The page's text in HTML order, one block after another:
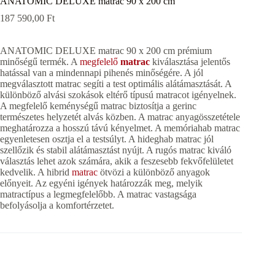
187 590,00 Ft
ANATOMIC DELUXE matrac 90 x 200 cm prémium
minőségű termék. A megfelelő matrac kiválasztása jelentős
hatással van a mindennapi pihenés minőségére. A jól
megválasztott matrac segíti a test optimális alátámasztását. A
különböző alvási szokások eltérő típusú matracot igényelnek.
A megfelelő keménységű matrac biztosítja a gerinc
természetes helyzetét alvás közben. A matrac anyagösszetétele
meghatározza a hosszú távú kényelmet. A memóriahab matrac
egyenletesen osztja el a testsúlyt. A hideghab matrac jól
szellőzik és stabil alátámasztást nyújt. A rugós matrac kiváló
választás lehet azok számára, akik a feszesebb fekvőfelületet
kedvelik. A hibrid matrac ötvözi a különböző anyagok
előnyeit. Az egyéni igények határozzák meg, melyik
matractípus a legmegfelelőbb. A matrac vastagsága
befolyásolja a komfortérzetet.